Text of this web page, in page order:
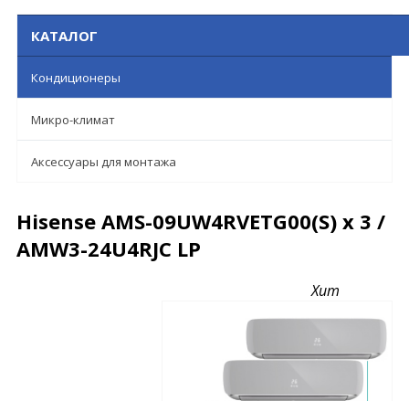
КАТАЛОГ
Кондиционеры
Микро-климат
Аксессуары для монтажа
Hisense AMS-09UW4RVETG00(S) х 3 /
AMW3-24U4RJC LP
Хит